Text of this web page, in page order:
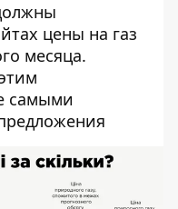
цены на газ
месяца.
самыми